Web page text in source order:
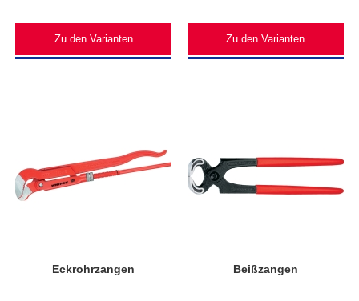
Zu den Varianten Zu den Varianten
Eckrohrzangen Beißzangen